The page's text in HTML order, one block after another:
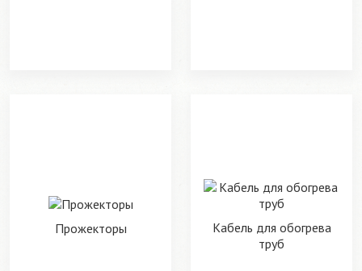
Прожекторы
Кабель для обогрева
труб